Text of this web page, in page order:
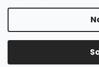
Vytvořil